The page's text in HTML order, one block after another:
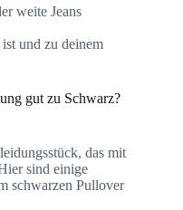
weite Jeans
und zu deinem
gut zu Schwarz?
das mit
sind einige
schwarzen Pullover